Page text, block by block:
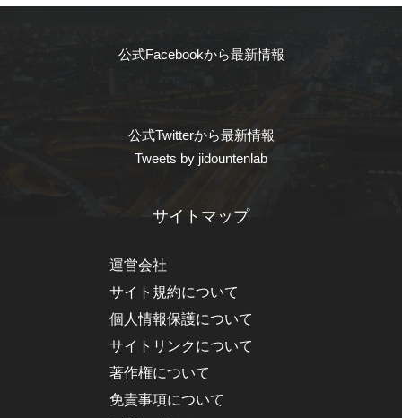
公式Facebookから最新情報
公式Twitterから最新情報
Tweets by jidountenlab
サイトマップ
運営会社
サイト規約について
個人情報保護について
サイトリンクについて
著作権について
免責事項について